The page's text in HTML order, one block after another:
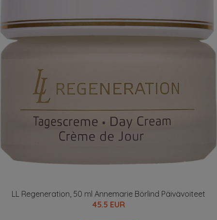
LL Regeneration, 50 ml Annemarie Börlind Päivävoiteet
45.5 EUR